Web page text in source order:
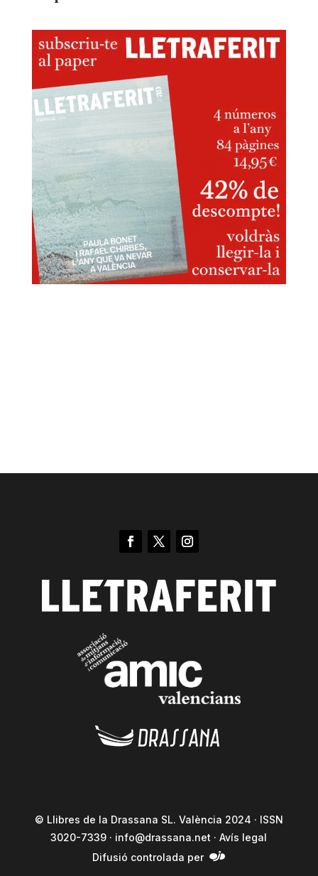
© Llibres de la Drassana SL. València 2024 · ISSN
3020-7339 · info@drassana.net ·Avís legal
Difusió controlada per